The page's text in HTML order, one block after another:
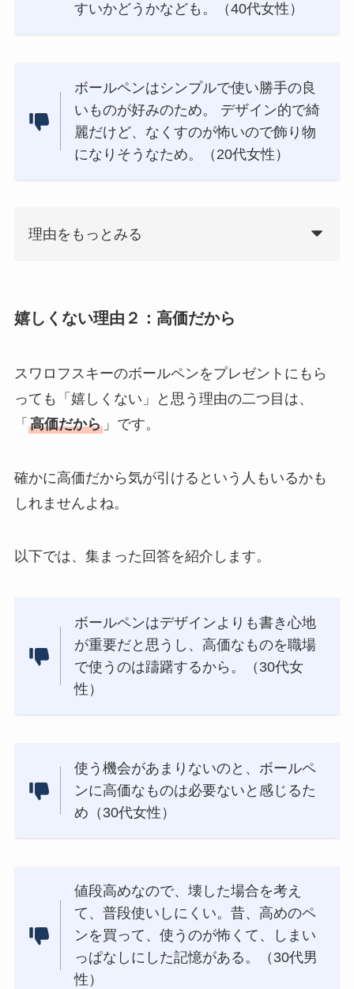
すいかどうかなども。（40代女性）
ボールペンはシンプルで使い勝手の良
いものが好みのため。 デザイン的で綺
麗だけど、なくすのが怖いので飾り物
になりそうなため。（20代女性）
理由をもっとみる
嬉しくない理由２：高価だから
スワロフスキーのボールペンをプレゼントにもら
っても「嬉しくない」と思う理由の二つ目は、
「 高価だから」です。
確かに高価だから気が引けるという人もいるかも
しれませんよね。
以下では、集まった回答を紹介します。
ボールペンはデザインよりも書き心地
が重要だと思うし、高価なものを職場
で使うのは躊躇するから。（30代女
性）
使う機会があまりないのと、ボールペ
ンに高価なものは必要ないと感じるた
め（30代女性）
値段高めなので、壊した場合を考え
て、普段使いしにくい。昔、高めのペ
ンを買って、使うのが怖くて、しまい
っぱなしにした記憶がある。（30代男
性）